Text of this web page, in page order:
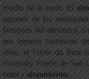
medio de la tarde. El
algunos de los
Después del almuerzo,
por lugares históricos
ellas, la Fonte da Bica
mineral)y Fuerte de San
hotel y alojamiento.